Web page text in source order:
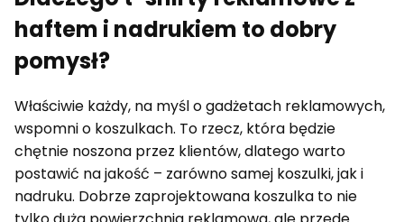
haftem i nadrukiem to dobry
pomysł?
Właściwie każdy, na myśl o gadżetach reklamowych,
wspomni o koszulkach. To rzecz, która będzie
chętnie noszona przez klientów, dlatego warto
postawić na jakość – zarówno samej koszulki, jak i
nadruku. Dobrze zaprojektowana koszulka to nie